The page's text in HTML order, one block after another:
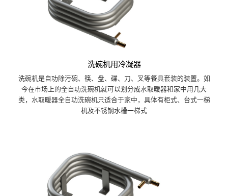
洗碗机用冷凝器
洗碗机是自功除污碗、筷、盘、碟、刀、叉等餐具套装的装置。如
今在市场上的全自功洗碗机就可以划分成水取暖器和家中用几大
类，水取暖器全自功洗碗机只适合于家中，具体有柜式、台式一梯
机及不锈钢水槽一梯式